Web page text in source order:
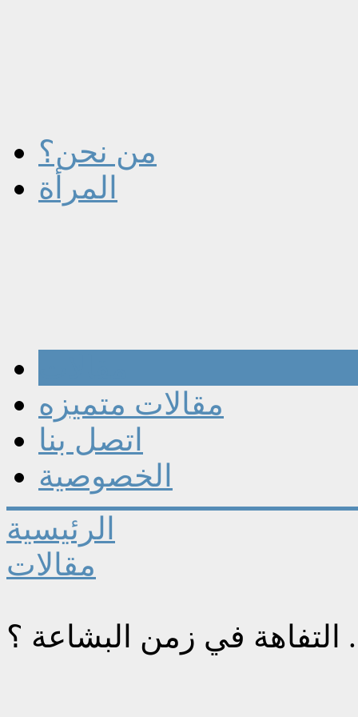
من نحن؟
المرأة
مقالات متميزه
اتصل بنا
الخصوصية
الرئيسية
مقالات
التفاهة في زمن البشاعة ؟